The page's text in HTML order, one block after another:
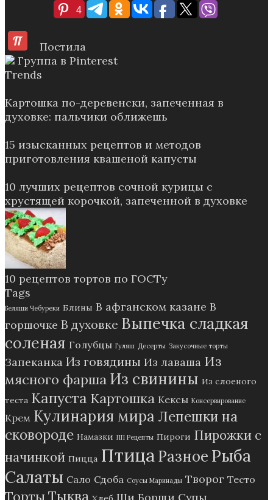
4
Постила
Группа в Pinterest
Trends
Картошка по-деревенски, запеченная в
духовке: пальчики оближешь
15 изысканных рецептов и методов
приготовления квашеной капусты
10 лучших рецептов сочной курицы с
хрустящей корочкой, запеченной в духовке
10 рецептов тортов по ГОСТу
Tags
Беляши Чебуреки Блины В афганском казане В
горшочке В духовке Выпечка сладкая
соленая Голубцы Гуляш Десерты Закусочные торты
Запеканка Из говядины Из лаваша Из
мясного фарша Из свинины Из слоеного
теста Капуста Картошка Кексы Консервирование
Крем Кулинария мира Лепешки на
сковороде Намазки ПП Рецепты Пироги Пирожки с
начинкой Пицца ПтицаРазное Рыба
Салаты Сало Сдоба Соусы Маринады Творог Тесто
ТортыТыква Щи Борщи Супы